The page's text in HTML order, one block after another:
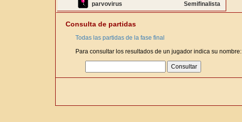
parvovirus Semifinalista
Consulta de partidas
Todas las partidas de la fase final
Para consultar los resultados de un jugador indica su nombre: